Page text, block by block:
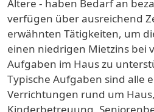
Ältere - haben Bedarf an
verfügen über ausreichend
erwähnten Tätigkeiten, um
einen niedrigen Mietzins bei
Aufgaben im Haus zu
Typische Aufgaben sind alle
Verrichtungen rund um